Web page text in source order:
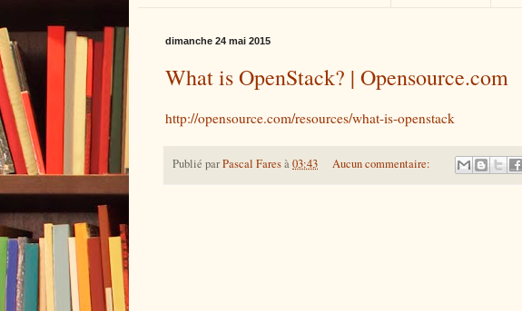
dimanche 24 mai 2015
What is OpenStack? | Opensource.com
http://opensource.com/resources/what-is-openstack
Publié parPascal Faresà03:43 Aucun commentaire: